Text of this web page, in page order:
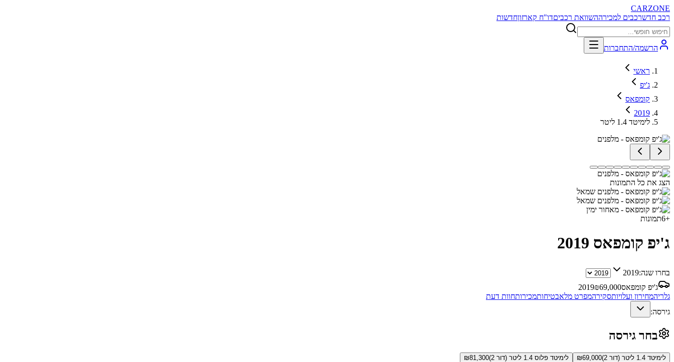
CARZONE
רכב חדשרכבים למכירההשוואת רכביםדו"ח קארזוןחדשות
הרשמה/התחברות
ראשי
ג'יפ
קומפאס
2019
לימיטד 1.4 ליטר
הצג את כל התמונות
+
6תמונות
ג'יפ קומפאס 2019
בחרו שנה:2019
ג'יפ קומפאס
2019₪69,000
גלריהמחירון ועלויותסקירהמפרט מלאבטיחותמכירותחוות דעת
גירסה:
בחר גירסה
לימיטד 1.4 ליטר (דור 2) ₪69,000 לימיטד פלוס 1.4 ליטר (דור 2) ₪81,300